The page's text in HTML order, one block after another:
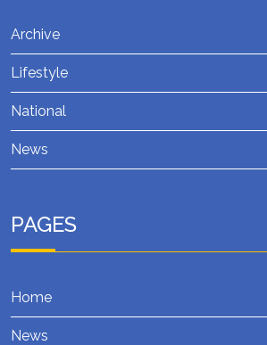
Archive
Lifestyle
National
News
PAGES
Home
News